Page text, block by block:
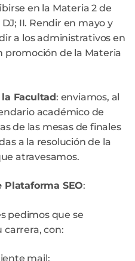
en la Materia 2 de
II. Rendir en mayo y
a los administrativos en
promoción de la Materia
Facultad: enviamos, al
académico de
de las mesas de finales
a la resolución de la
atravesamos.
SEO:
pedimos que se
carrera, con:
mail: